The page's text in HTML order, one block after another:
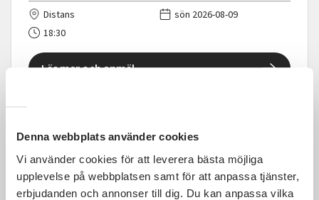
Denna webbplats använder cookies
Vi använder cookies för att leverera bästa möjliga
upplevelse på webbplatsen samt för att anpassa tjänster,
erbjudanden och annonser till dig. Du kan anpassa vilka
Distans
sön 2026-08-09
18:30
Läs mer och anmäl
1 000 SEK